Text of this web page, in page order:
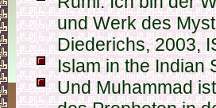
und Werk des
Diederichs, 2003,
Islam in the Indian
Und Muhammad